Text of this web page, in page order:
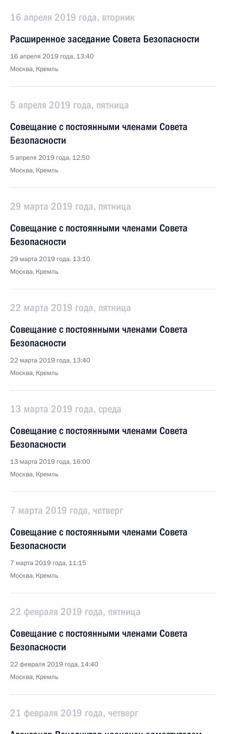
16 апреля 2019 года, вторник
Расширенное заседание Совета Безопасности
16 апреля 2019 года, 13:40
Москва, Кремль
5 апреля 2019 года, пятница
Совещание с постоянными членами Совета
Безопасности
5 апреля 2019 года, 12:50
Москва, Кремль
29 марта 2019 года, пятница
Совещание с постоянными членами Совета
Безопасности
29 марта 2019 года, 13:10
Москва, Кремль
22 марта 2019 года, пятница
Совещание с постоянными членами Совета
Безопасности
22 марта 2019 года, 13:40
Москва, Кремль
13 марта 2019 года, среда
Совещание с постоянными членами Совета
Безопасности
13 марта 2019 года, 16:00
Москва, Кремль
7 марта 2019 года, четверг
Совещание с постоянными членами Совета
Безопасности
7 марта 2019 года, 11:15
Москва, Кремль
22 февраля 2019 года, пятница
Совещание с постоянными членами Совета
Безопасности
22 февраля 2019 года, 14:40
Москва, Кремль
21 февраля 2019 года, четверг